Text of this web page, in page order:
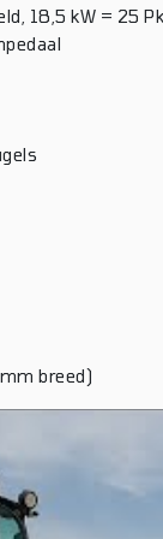
18,5 kW = 25
breed)